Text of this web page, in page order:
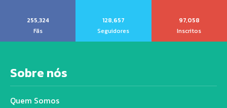
255,324
Fãs
128,657
Seguidores
97,058
Inscritos
Sobre nós
Quem Somos